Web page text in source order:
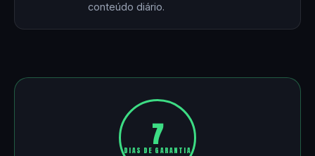
conteúdo diário.
7
DIAS DE GARANTIA